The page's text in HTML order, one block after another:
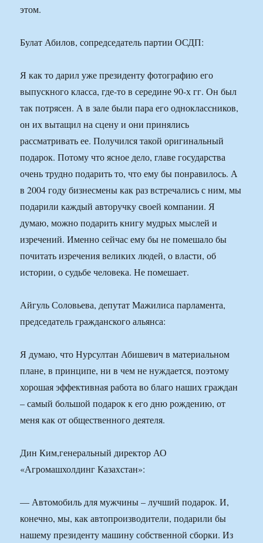
этом.
Булат Абилов, сопредседатель партии ОСДП:
Я как то дарил уже президенту фотографию его
выпускного класса, где-то в середине 90-х гг. Он был
так потрясен. А в зале были пара его одноклассников,
он их вытащил на сцену и они принялись
рассматривать ее. Получился такой оригинальный
подарок. Потому что ясное дело, главе государства
очень трудно подарить то, что ему бы понравилось. А
в 2004 году бизнесмены как раз встречались с ним, мы
подарили каждый авторучку своей компании. Я
думаю, можно подарить книгу мудрых мыслей и
изречений. Именно сейчас ему бы не помешало бы
почитать изречения великих людей, о власти, об
истории, о судьбе человека. Не помешает.
Айгуль Соловьева, депутат Мажилиса парламента,
председатель гражданского альянса:
Я думаю, что Нурсултан Абишевич в материальном
плане, в принципе, ни в чем не нуждается, поэтому
хорошая эффективная работа во благо наших граждан
– самый большой подарок к его дню рождению, от
меня как от общественного деятеля.
Дин Ким,генеральный директор АО
«Агромашхолдинг Казахстан»:
— Автомобиль для мужчины – лучший подарок. И,
конечно, мы, как автопроизводители, подарили бы
нашему президенту машину собственной сборки. Из